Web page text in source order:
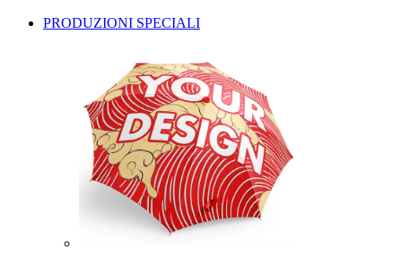
PRODUZIONI SPECIALI